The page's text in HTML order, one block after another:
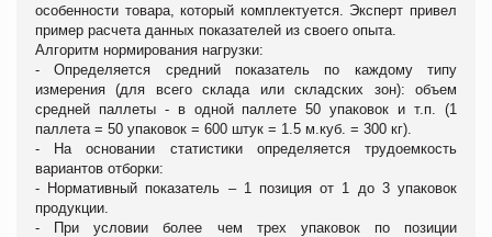
особенности товара, который комплектуется. Эксперт привел
пример расчета данных показателей из своего опыта.
Алгоритм нормирования нагрузки:
-Определяется средний показатель по каждому типу
измерения (для всего склада или складских зон): объем
средней паллеты - в одной паллете 50 упаковок и т.п. (1
паллета = 50 упаковок = 600 штук = 1.5 м.куб. = 300 кг).
-
На основании статистики определяется трудоемкость
вариантов отборки:
- Нормативный показатель – 1 позиция от 1 до 3 упаковок
продукции.
- При условии более чем трех упаковок по позиции